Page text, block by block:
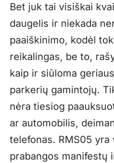
Bet juk tai visiškai
daugelis ir niekada
paaiškinimo, kodėl
reikalingas, be to,
kaip ir siūloma
parkerių gamintojų.
nėra tiesiog
ar automobilis,
telefonas. RMS05
prabangos manifestų